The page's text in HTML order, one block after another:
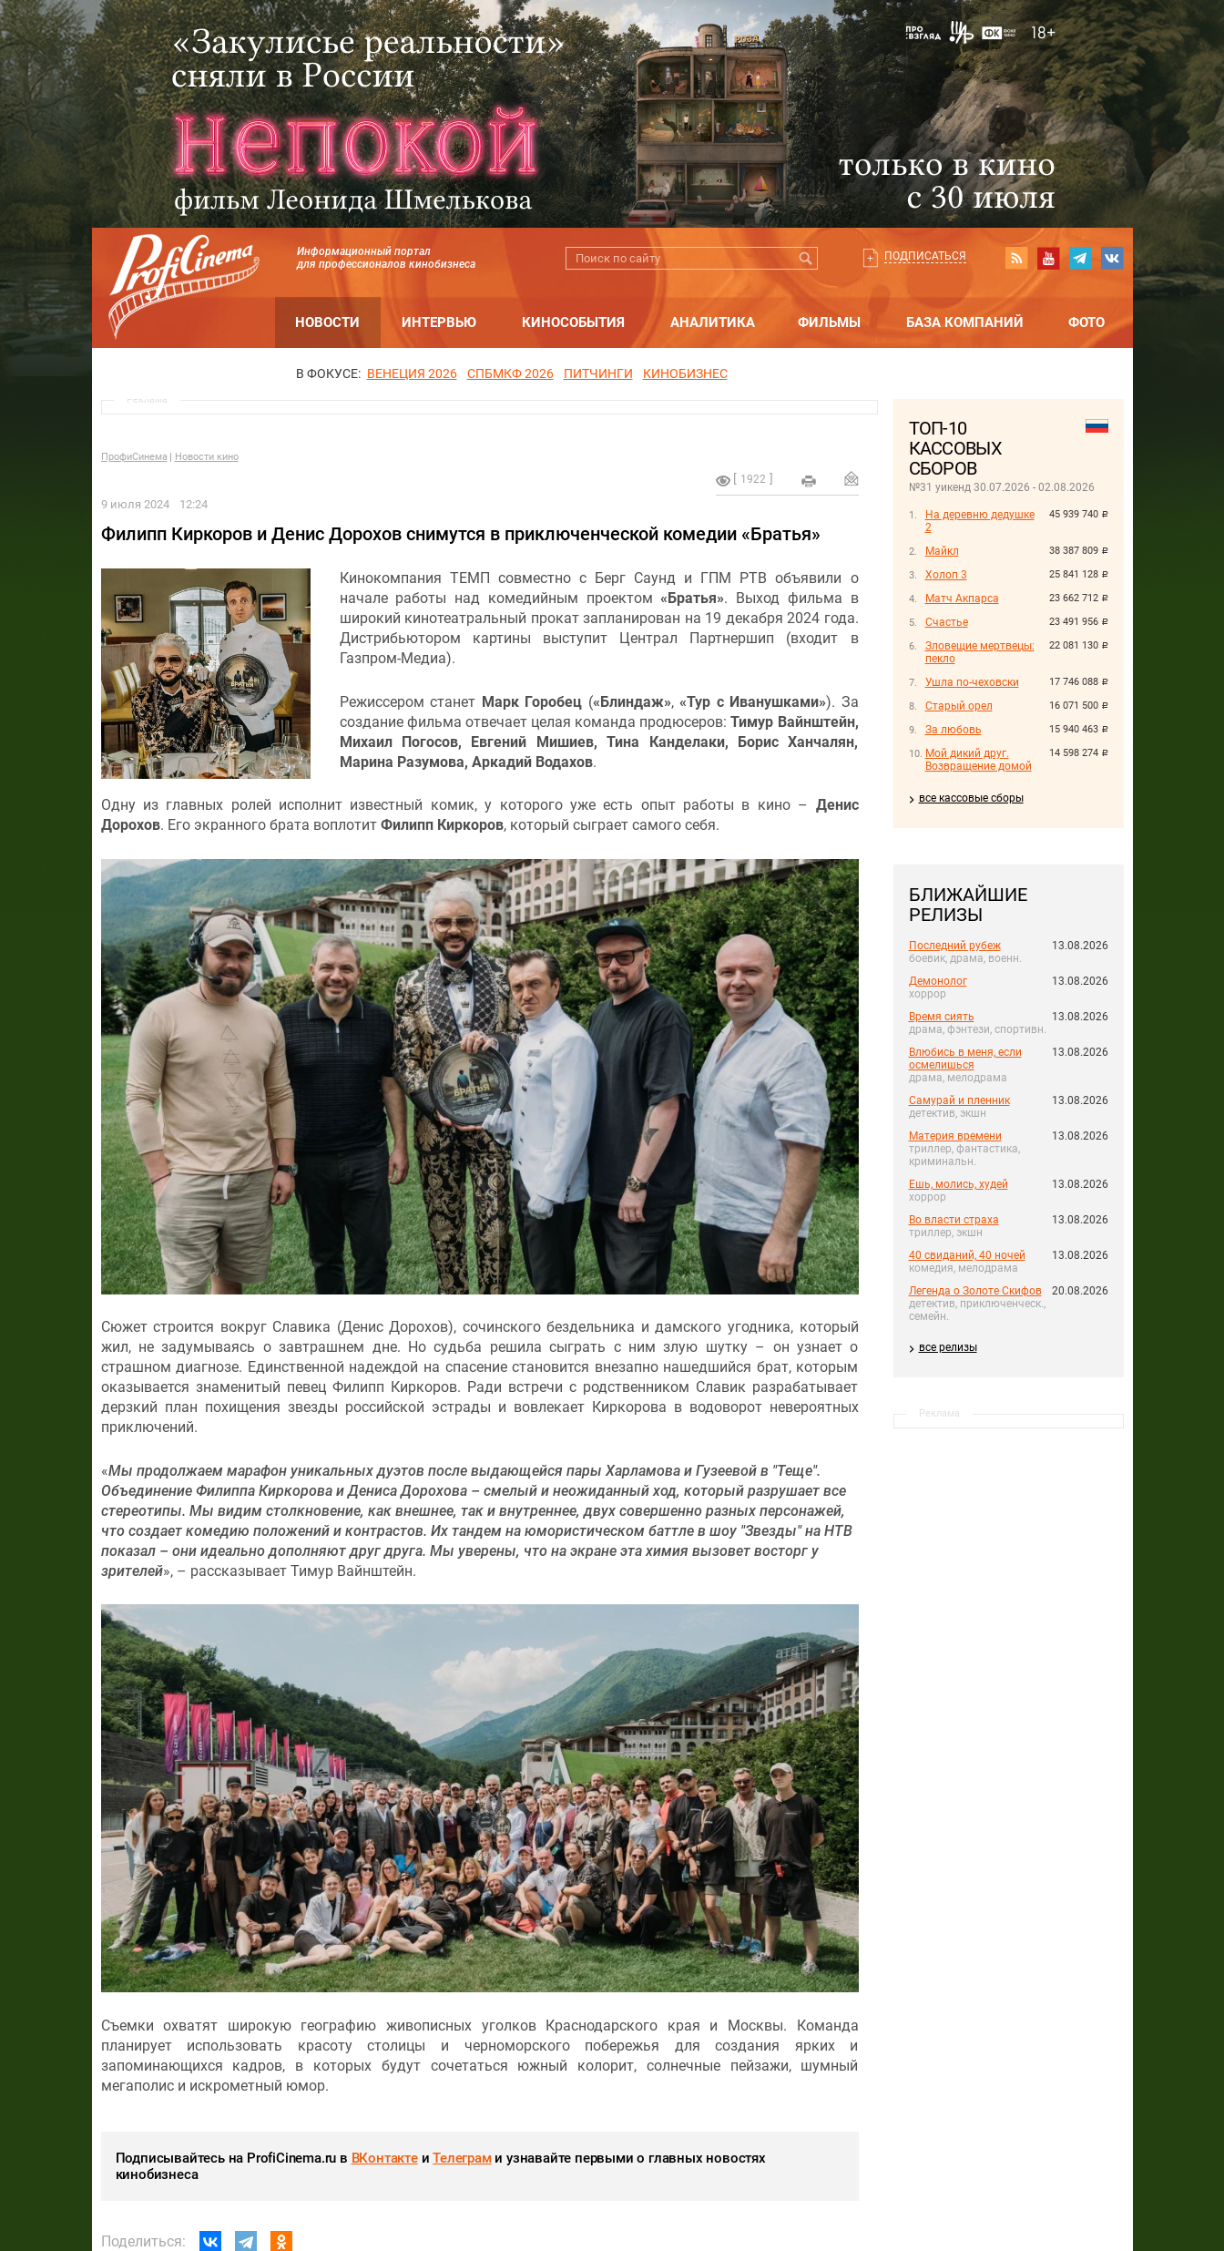
Информационный портал
для профессионалов кинобизнеса
ПОДПИСАТЬСЯ
НОВОСТИ ИНТЕРВЬЮ КИНОСОБЫТИЯ АНАЛИТИКА ФИЛЬМЫ БАЗА КОМПАНИЙ ФОТО
В ФОКУСЕ: ВЕНЕЦИЯ 2026 СПБМКФ 2026 ПИТЧИНГИ КИНОБИЗНЕС
ТОП-10
КАССОВЫХ
СБОРОВ
№31 уикенд 30.07.2026 - 02.08.2026
45 939 740 руб.
На деревню дедушке
2
38 387 809 руб.
Майкл
25 841 128 руб.
Холоп 3
23 662 712 руб.
Матч Акпарса
23 491 956 руб.
Счастье
22 081 130 руб.
Зловещие мертвецы:
пекло
17 746 088 руб.
Ушла по-чеховски
16 071 500 руб.
Старый орел
15 940 463 руб.
За любовь
14 598 274 руб.
Мой дикий друг.
Возвращение домой
все кассовые сборы
БЛИЖАЙШИЕ
РЕЛИЗЫ
Последний рубеж
боевик, драма, военн.
13.08.2026
Демонолог
хоррор
13.08.2026
Время сиять
драма, фэнтези, спортивн.
13.08.2026
Влюбись в меня, если
осмелишься
драма, мелодрама
13.08.2026
Самурай и пленник
детектив, экшн
13.08.2026
Материя времени
триллер, фантастика,
криминальн.
13.08.2026
Ешь, молись, худей
хоррор
13.08.2026
Во власти страха
триллер, экшн
13.08.2026
40 свиданий, 40 ночей
комедия, мелодрама
13.08.2026
Легенда о Золоте Скифов
детектив, приключенческ.,
семейн.
20.08.2026
все релизы
Реклама
Реклама
ПрофиСинема Новости кино
1922
9 июля 2024 12:24
Филипп Киркоров и Денис Дорохов снимутся в приключенческой комедии «Братья»
Кинокомпания ТЕМП совместно с Берг Саунд и ГПМ РТВ объявили о
начале работы над комедийным проектом«Братья». Выход фильма в
широкий кинотеатральный прокат запланирован на 19 декабря 2024 года.
Дистрибьютором картины выступит Централ Партнершип (входит в
Газпром-Медиа).
Режиссером станет Марк Горобец («Блиндаж», «Тур с Иванушками»). За
создание фильма отвечает целая команда продюсеров:Тимур Вайнштейн,
Михаил Погосов, Евгений Мишиев, Тина Канделаки, Борис Ханчалян,
Марина Разумова, Аркадий Водахов.
Одну из главных ролей исполнит известный комик, у которого уже есть опыт работы в кино – Денис
Дорохов. Его экранного брата воплотит Филипп Киркоров, который сыграет самого себя.
Сюжет строится вокруг Славика (Денис Дорохов), сочинского бездельника и дамского угодника, который
жил, не задумываясь о завтрашнем дне. Но судьба решила сыграть с ним злую шутку – он узнает о
страшном диагнозе. Единственной надеждой на спасение становится внезапно нашедшийся брат, которым
оказывается знаменитый певец Филипп Киркоров. Ради встречи с родственником Славик разрабатывает
дерзкий план похищения звезды российской эстрады и вовлекает Киркорова в водоворот невероятных
приключений.
«Мы продолжаем марафон уникальных дуэтов после выдающейся пары Харламова и Гузеевой в "Теще".
Объединение Филиппа Киркорова и Дениса Дорохова – смелый и неожиданный ход, который разрушает все
стереотипы. Мы видим столкновение, как внешнее, так и внутреннее, двух совершенно разных персонажей,
что создает комедию положений и контрастов. Их тандем на юмористическом баттле в шоу "Звезды" на НТВ
показал – они идеально дополняют друг друга. Мы уверены, что на экране эта химия вызовет восторг у
зрителей», – рассказывает Тимур Вайнштейн.
Съемки охватят широкую географию живописных уголков Краснодарского края и Москвы. Команда
планирует использовать красоту столицы и черноморского побережья для создания ярких и
запоминающихся кадров, в которых будут сочетаться южный колорит, солнечные пейзажи, шумный
мегаполис и искрометный юмор.
Подписывайтесь на ProfiCinema.ru в ВКонтактеиТелеграми узнавайте первыми о главных новостях
кинобизнеса
Поделиться: